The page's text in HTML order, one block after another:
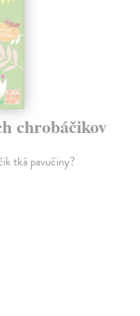
chrobáčikov
tká pavučiny?